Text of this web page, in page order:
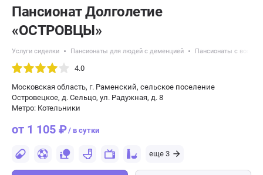
Пансионат Долголетие
«ОСТРОВЦЫ»
Услуги сиделки Пансионаты для людей с деменцией Пансионаты с
4.0
Московская область, г. Раменский, сельское поселение
Островецкое, д. Сельцо, ул. Радужная, д. 8
Метро: Котельники
от 1 105 ₽/ в сутки
еще 3